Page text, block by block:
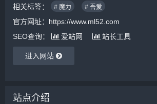
相关标签：
# 魔力 # 吾爱
官方网址：https://www.ml52.com
SEO查询：
爱站网 站长工具
进入网站
站点介绍